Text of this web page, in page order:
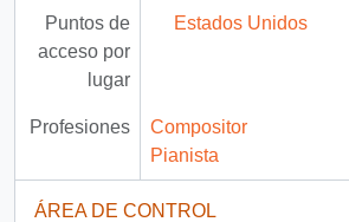
Puntos de
acceso por
lugar
Estados Unidos
Profesiones
Compositor
Pianista
ÁREA DE CONTROL